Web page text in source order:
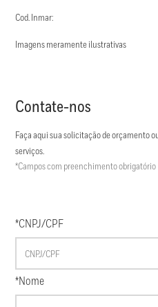
Cod. Inmar:
Imagens meramente ilustrativas
Contate-nos
Faça aqui sua solicitação de orçamento
serviços.
*Campos com preenchimento obrigatório
*CNPJ/CPF
*Nome